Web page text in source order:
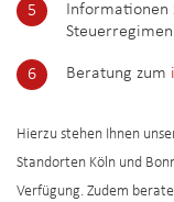
Informationen
Beratung zum
Hierzu stehen Ihnen
Standorten Köln und
Verfügung. Zudem